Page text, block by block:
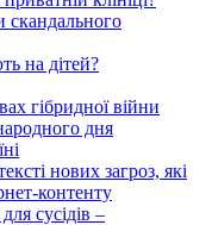
скандального
на дітей?
гібридної війни
дня
нових загроз, які
контенту
сусідів –